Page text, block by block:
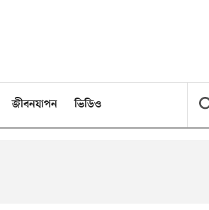
জীবনযাপন ভিডিও